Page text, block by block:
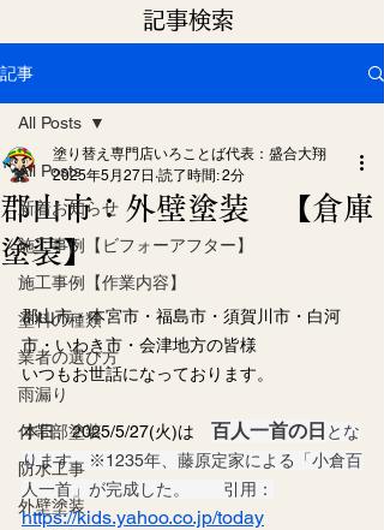
​記事検索
記事
All Posts
新着お知らせ
施工事例【ビフォーアフター】
施工事例【作業内容】
塗料の種類
業者の選び方
雨漏り
付帯部塗装
防水工事
外壁塗装
All Posts
郡山市：外壁塗装 【倉庫
塗装】
塗り替え専門店いろことば代表：盛合大翔
2025年5月27日 読了時間: 2分
郡山市・本宮市・福島市・須賀川市・白河
市・いわき市・会津地方の皆様
いつもお世話になっております。
本日、2025/5/27(火)は 百人一首の日 とな
ります　※1235年、藤原定家による「小倉百
人一首」が完成した。　　引用：
https://kids.yahoo.co.jp/today